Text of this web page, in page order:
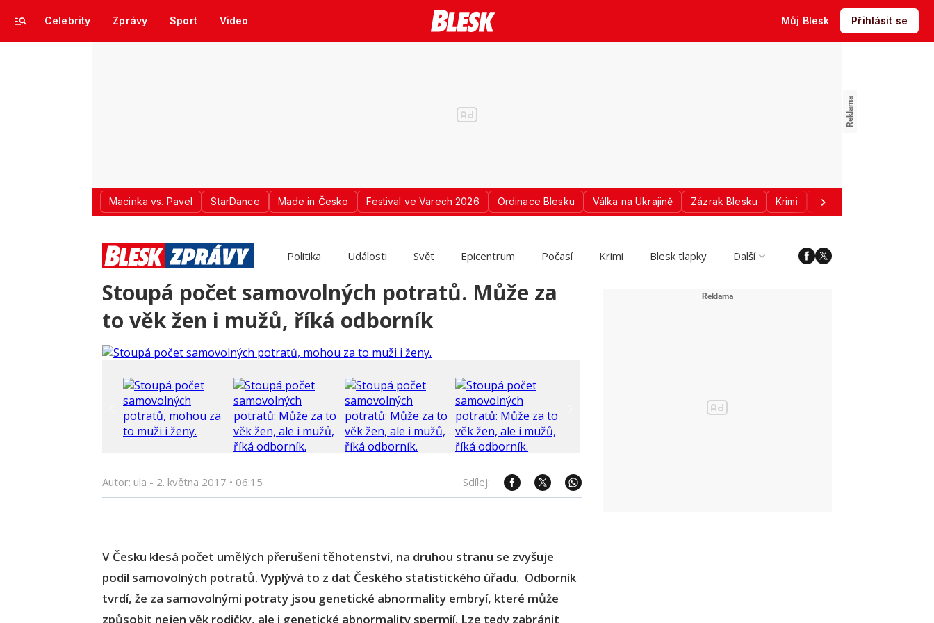
Celebrity Zprávy Sport Video Můj Blesk Přihlásit se
Macinka vs. Pavel StarDance Made in Česko Festival ve Varech 2026 Ordinace Blesku Válka na Ukrajině Zázrak Blesku Krimi Donald Trump
Politika Události Svět Epicentrum Počasí Krimi Blesk tlapky Další
Stoupá počet samovolných potratů. Může za
to věk žen i mužů, říká odborník
Autor: ula - 2. května 2017 • 06:15 Sdílej:
V Česku klesá počet umělých přerušení těhotenství, na druhou stranu se zvyšuje
podíl samovolných potratů. Vyplývá to z dat Českého statistického úřadu. Odborník
tvrdí, že za samovolnými potraty jsou genetické abnormality embryí, které může
způsobit nejen věk rodičky, ale i genetické abnormality spermií. Lze tedy zabránit